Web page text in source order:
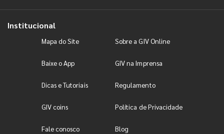
Institucional
Mapa do Site Sobre a GIV Online
Baixe o App GIV na Imprensa
Dicas e Tutoriais Regulamento
GIV coins Política de Privacidade
Fale conosco Blog